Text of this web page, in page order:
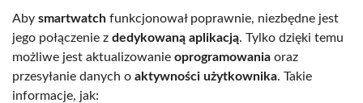
Aby smartwatch funkcjonował poprawnie, niezbędne jest
jego połączenie z dedykowaną aplikacją. Tylko dzięki temu
możliwe jest aktualizowanie oprogramowania oraz
przesyłanie danych o aktywności użytkownika. Takie
informacje, jak: